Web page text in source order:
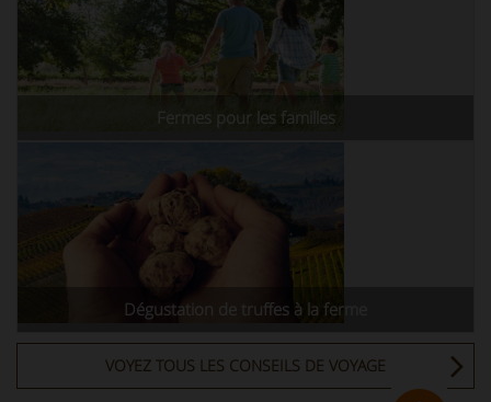
Fermes pour les familles
Dégustation de truffes à la ferme
VOYEZ TOUS LES CONSEILS DE VOYAGE